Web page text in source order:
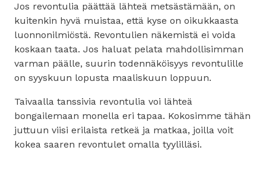
Jos revontulia päättää lähteä metsästämään, on
kuitenkin hyvä muistaa, että kyse on oikukkaasta
luonnonilmiöstä. Revontulien näkemistä ei voida
koskaan taata. Jos haluat pelata mahdollisimman
varman päälle, suurin todennäköisyys revontulille
on syyskuun lopusta maaliskuun loppuun.
Taivaalla tanssivia revontulia voi lähteä
bongailemaan monella eri tapaa. Kokosimme tähän
juttuun viisi erilaista retkeä ja matkaa, joilla voit
kokea saaren revontulet omalla tyylilläsi.